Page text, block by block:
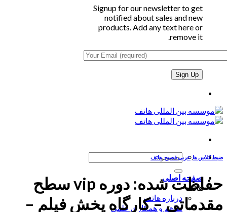
Signup for our newsletter to get
notified about sales and new
products. Add any text here or
remove it.
جستجو
صفحه اصلی
هاتف
درباره هاتف
تفاهم و همکاری علمی
ضبط کلاس ها ,عربی فصیح,هاتف
حفاظت شده: دوره vip سطح
مقدماتی – کارگاه پخش فیلم –